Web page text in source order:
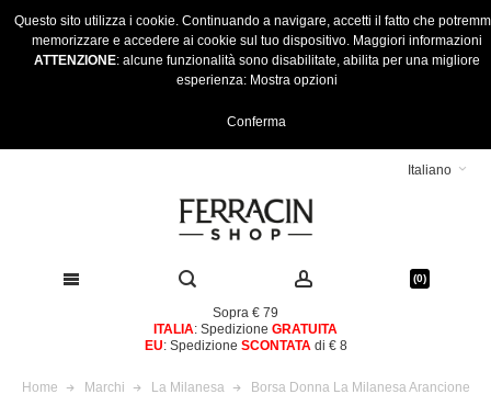
Questo sito utilizza i cookie. Continuando a navigare, accetti il fatto che
memorizzare e accedere ai cookie sul tuo dispositivo. Maggiori informazioni
ATTENZIONE: alcune funzionalità sono disabilitate, abilita per una migliore
esperienza: Mostra opzioni
Conferma
Italiano
(0)
Sopra € 79
ITALIA: Spedizione GRATUITA
EU: Spedizione SCONTATAdi € 8
Home Marchi La Milanesa Borsa Donna La Milanesa Arancione